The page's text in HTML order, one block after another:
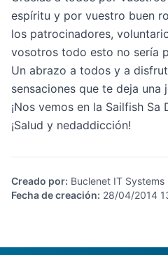
espíritu y por vuestro buen
los patrocinadores,
vosotros todo esto no sería
Un abrazo a todos y a
sensaciones que te deja una
¡Nos vemos en la Sailfish Sa
¡Salud y nedaddicción!
Creado por: Buclenet IT Systems
Fecha de creación: 28/04/2014